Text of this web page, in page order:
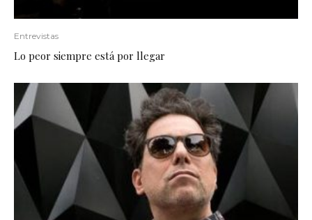
Entrevistas
Lo peor siempre está por llegar